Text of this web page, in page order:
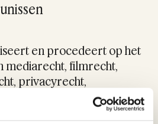
en procedeert op het
mediarecht, filmrecht,
privacyrecht,
en intellectueel
Merel werkt voor